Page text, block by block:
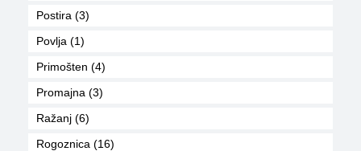
Postira (3)
Povlja (1)
Primošten (4)
Promajna (3)
Ražanj (6)
Rogoznica (16)